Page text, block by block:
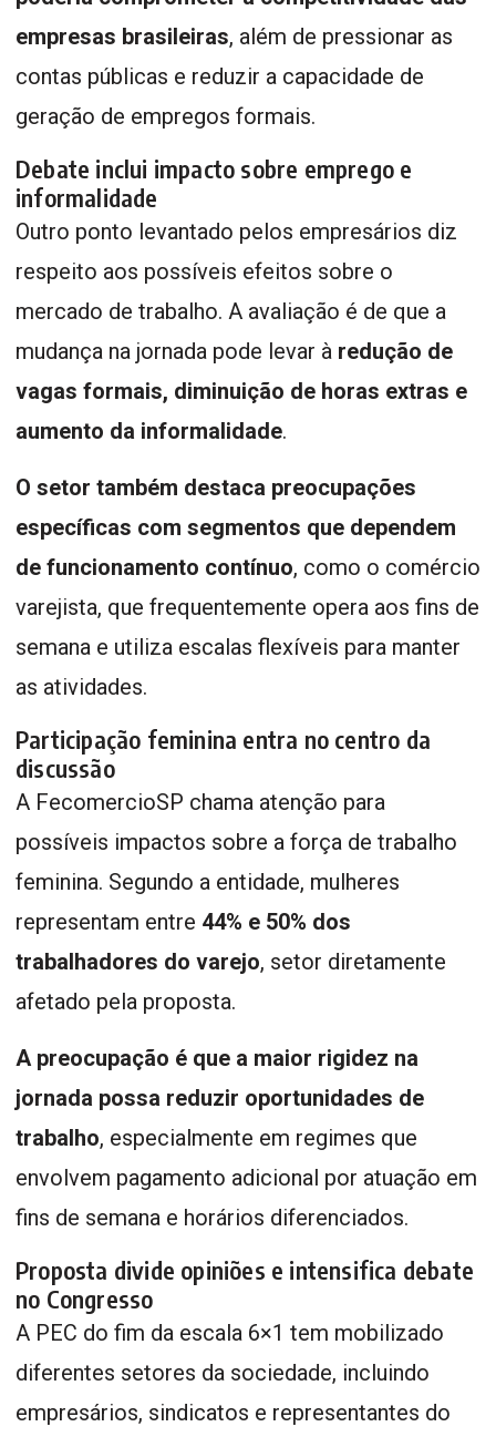
empresas brasileiras, além de pressionar as
contas públicas e reduzir a capacidade de
geração de empregos formais.
Debate inclui impacto sobre emprego e
informalidade
Outro ponto levantado pelos empresários diz
respeito aos possíveis efeitos sobre o
mercado de trabalho. A avaliação é de que a
mudança na jornada pode levar à redução de
vagas formais, diminuição de horas extras e
aumento da informalidade.
O setor também destaca preocupações
específicas com segmentos que dependem
de funcionamento contínuo, como o comércio
varejista, que frequentemente opera aos fins de
semana e utiliza escalas flexíveis para manter
as atividades.
Participação feminina entra no centro da
discussão
A FecomercioSP chama atenção para
possíveis impactos sobre a força de trabalho
feminina. Segundo a entidade, mulheres
representam entre 44% e 50% dos
trabalhadores do varejo, setor diretamente
afetado pela proposta.
A preocupação é que a maior rigidez na
jornada possa reduzir oportunidades de
trabalho, especialmente em regimes que
envolvem pagamento adicional por atuação em
fins de semana e horários diferenciados.
Proposta divide opiniões e intensifica debate
no Congresso
A PEC do fim da escala 6×1 tem mobilizado
diferentes setores da sociedade, incluindo
empresários, sindicatos e representantes do